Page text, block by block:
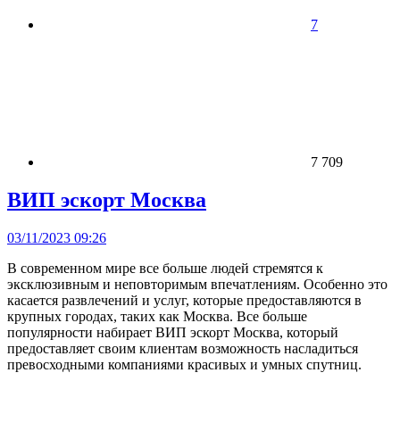
7
7 709
ВИП эскорт Москва
03/11/2023 09:26
В современном мире все больше людей стремятся к
эксклюзивным и неповторимым впечатлениям. Особенно это
касается развлечений и услуг, которые предоставляются в
крупных городах, таких как Москва. Все больше
популярности набирает ВИП эскорт Москва, который
предоставляет своим клиентам возможность насладиться
превосходными компаниями красивых и умных спутниц.